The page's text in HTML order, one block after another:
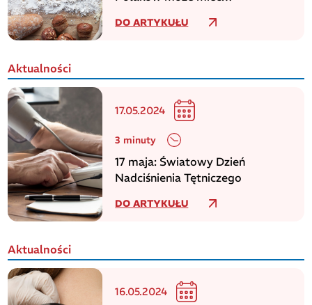
DO ARTYKUŁU
Aktualności
17.05.2024
3 minuty
17 maja: Światowy Dzień
Nadciśnienia Tętniczego
DO ARTYKUŁU
Aktualności
16.05.2024